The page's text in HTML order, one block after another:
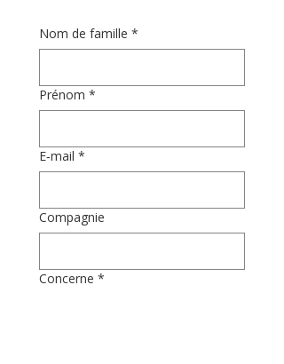
Nom de famille *
Prénom *
E‑mail *
Compagnie
Concerne *